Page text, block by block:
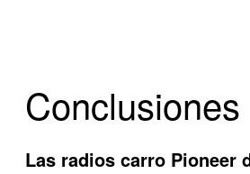
Conclusiones
Las radios carro Pioneer